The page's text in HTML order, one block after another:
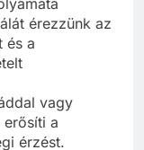
érezzünk az
és a
vagy
a
érzést.